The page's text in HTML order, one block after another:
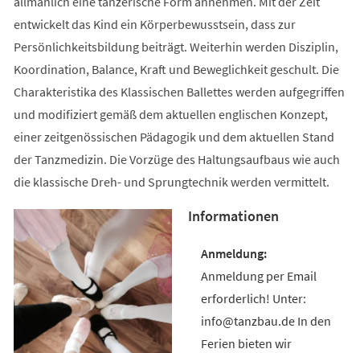
entwickelt das Kind ein Körperbewusstsein, dass zur
Persönlichkeitsbildung beiträgt. Weiterhin werden Disziplin,
Koordination, Balance, Kraft und Beweglichkeit geschult. Die
Charakteristika des Klassischen Ballettes werden aufgegriffen
und modifiziert gemäß dem aktuellen englischen Konzept,
einer zeitgenössischen Pädagogik und dem aktuellen Stand
der Tanzmedizin. Die Vorzüge des Haltungsaufbaus wie auch
die klassische Dreh- und Sprungtechnik werden vermittelt.
Informationen
Anmeldung per Email
erforderlich! Unter:
info@tanzbau.de In den
Ferien bieten wir